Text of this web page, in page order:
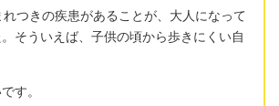
つきの疾患があることが、大人になって
そういえば、子供の頃から歩きにくい自
す。